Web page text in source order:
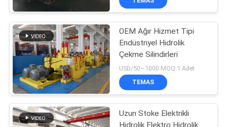
Hidrolik Kaldırma
Silindiri
OEM Ağır Hizmet Tipi
Endüstriyel Hidrolik
Çekme Silindirleri
USD/50~1000 MOQ:1 Adet
TEMAS
Uzun Stoke Elektrikli
Hidrolik Elektro Hidrolik